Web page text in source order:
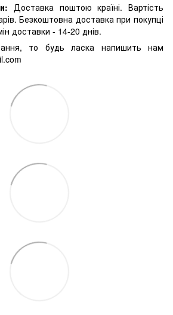
Доставка поштою країні. Вартість
Безкоштовна доставка при покупці
доставки - 14-20 днів.
то будь ласка напишить нам